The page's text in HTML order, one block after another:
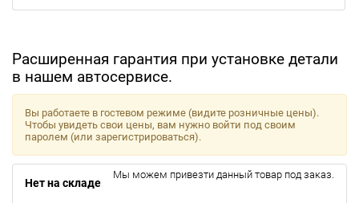
Расширенная гарантия при установке детали
в нашем автосервисе.
Вы работаете в гостевом режиме (видите розничные цены).
Чтобы увидеть свои цены, вам нужно войти под своим
паролем (или зарегистрироваться).
Нет на складе
Мы можем привезти данный товар под заказ.